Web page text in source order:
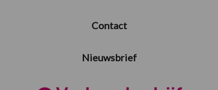
Contact
Nieuwsbrief